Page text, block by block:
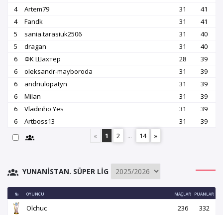
4
Artem79 31
41
4
Fandk 31
41
5
sania.tarasiuk2506 31
40
5
dragan 31
40
6
ФК Шахтер 28
39
6
oleksandr-mayboroda 31
39
6
andriulopatyn 31
39
6
Milan 31
39
6
Vladinho Yes 31
39
6
Artboss13 31
39
«
1 2 ... 14 »
YUNANISTAN. SÜPER LIG
№ OYUNCU MAÇLAR PUANLAR
Olchuc 236 332